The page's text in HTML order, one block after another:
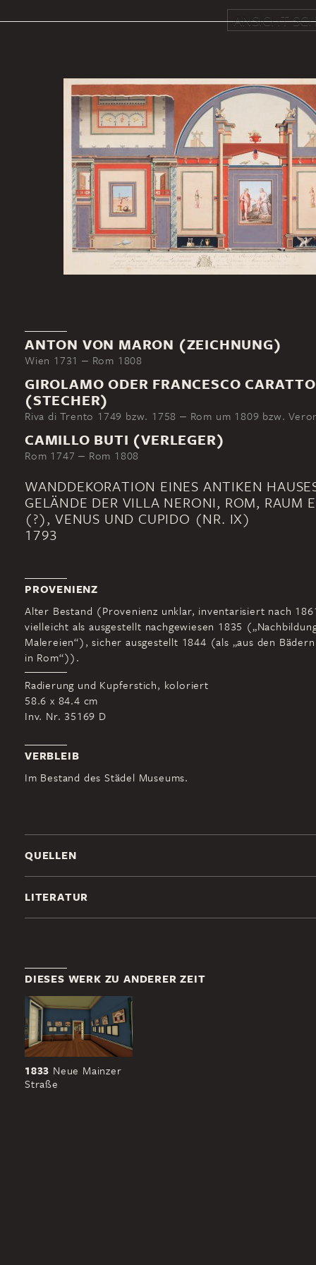
ANSICHT
ANTON VON MARON (ZEICHNUNG)
Wien 1731 ‒ Rom 1808
GIROLAMO ODER FRANCESCO
(STECHER)
Riva di Trento 1749 bzw. 1758 ‒ Rom um 1809 bzw.
CAMILLO BUTI (VERLEGER)
Rom 1747 ‒ Rom 1808
WANDDEKORATION EINES ANTIKEN
GELÄNDE DER VILLA NERONI, ROM, RAUM
(?), VENUS UND CUPIDO (NR. IX)
1793
PROVENIENZ
Alter Bestand (Provenienz unklar, inventarisiert nach
vielleicht als ausgestellt nachgewiesen 1835
Malereien“), sicher ausgestellt 1844 (als „aus den
in Rom“)).
Radierung und Kupferstich, koloriert
58.6 x 84.4 cm
Inv. Nr. 35169 D
VERBLEIB
Im Bestand des Städel Museums.
QUELLEN
LITERATUR
DIESES WERK ZU ANDERER ZEIT
1833 Neue Mainzer
Straße